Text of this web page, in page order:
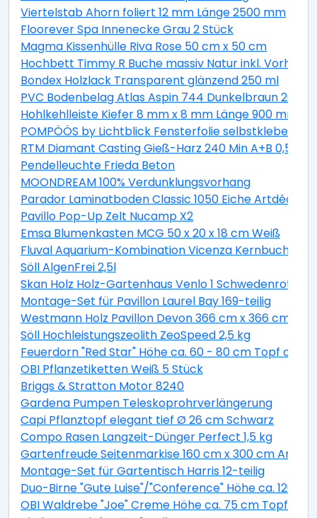
Viertelstab Ahorn foliert 12 mm Länge 2500 mm
Floorever Spa Innenecke Grau 2 Stück
Magma Kissenhülle Riva Rose 50 cm x 50 cm
Hochbett Timmy R Buche massiv Natur inkl.
Bondex Holzlack Transparent glänzend 250 ml
PVC Bodenbelag Atlas Aspin 744 Dunkelbraun 200
Hohlkehlleiste Kiefer 8 mm x 8 mm Länge 900 mm
POMPÖÖS by Lichtblick Fensterfolie selbstklebend
RTM Diamant Casting Gieß-Harz 240 Min A+B 0,5 kg
Pendelleuchte Frieda Beton
MOONDREAM 100% Verdunklungsvorhang
Parador Laminatboden Classic 1050 Eiche Artdéco
Pavillo Pop-Up Zelt Nucamp X2
Emsa Blumenkasten MCG 50 x 20 x 18 cm Weiß
Fluval Aquarium-Kombination Vicenza Kernbuche
Söll AlgenFrei 2,5l
Skan Holz Holz-Gartenhaus Venlo 1 Schwedenrot B x
Montage-Set für Pavillon Laurel Bay 169-teilig
Westmann Holz Pavillon Devon 366 cm x 366 cm
Söll Hochleistungszeolith ZeoSpeed 2,5 kg
Feuerdorn "Red Star" Höhe ca. 60 - 80 cm Topf ca. 2
OBI Pflanzetiketten Weiß 5 Stück
Briggs & Stratton Motor 8240
Gardena Pumpen Teleskoprohrverlängerung
Capi Pflanztopf elegant tief Ø 26 cm Schwarz
Compo Rasen Langzeit-Dünger Perfect 1,5 kg
Gartenfreude Seitenmarkise 160 cm x 300 cm
Montage-Set für Gartentisch Harris 12-teilig
Duo-Birne "Gute Luise"/"Conference" Höhe ca. 120 -
OBI Waldrebe "Joe" Creme Höhe ca. 75 cm Topf ca.